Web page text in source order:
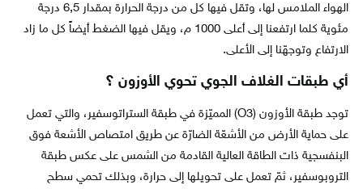
الهواء الملامس لها، وتقل فيها كل من درجة الحرارة بمقدار 6,5 درجة
مئوية كلما ارتفعنا إلى أعلى 1000 م، ويقل فيها الضغط أيضاً كل ما زاد
الارتفاع وتوجهّنا إلى الأعلى.
أي طبقات الغلاف الجوي تحوي الأوزون ؟
توجد طبقة الأوزون (O3) المميّزة في طبقة الستراتوسفير، والتي تعمل
على حماية الأرض من الأشعّة الضارّة عن طريق امتصاص الأشعة فوق
البنفسجية ذات الطاقة العالية القادمة من الشمس على عكس طبقة
التروبوسفير، ثمّ تعمل على تحويلها إلى حرارة، وبذلك تحمي سطح